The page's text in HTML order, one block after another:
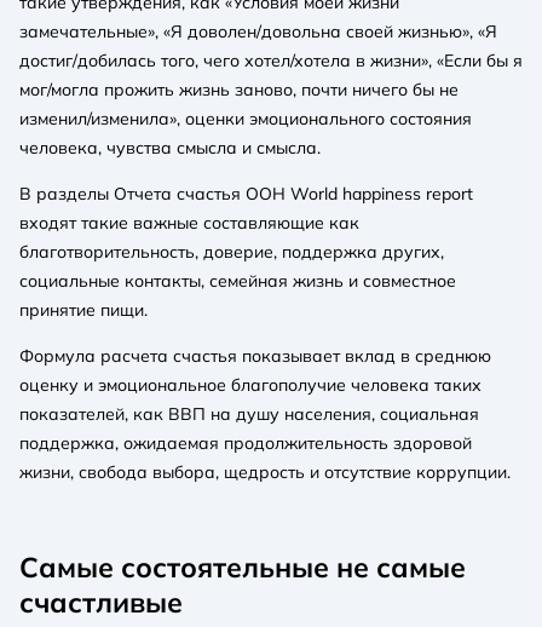
замечательные», «Я доволен/довольна своей жизнью», «Я
достиг/добилась того, чего хотел/хотела в жизни», «Если бы я
мог/могла прожить жизнь заново, почти ничего бы не
изменил/изменила», оценки эмоционального состояния
человека, чувства смысла и смысла.
В разделы Отчета счастья ООН World happiness report
входят такие важные составляющие как
благотворительность, доверие, поддержка других,
социальные контакты, семейная жизнь и совместное
принятие пищи.
Формула расчета счастья показывает вклад в среднюю
оценку и эмоциональное благополучие человека таких
показателей, как ВВП на душу населения, социальная
поддержка, ожидаемая продолжительность здоровой
жизни, свобода выбора, щедрость и отсутствие коррупции.
Самые состоятельные не самые
счастливые